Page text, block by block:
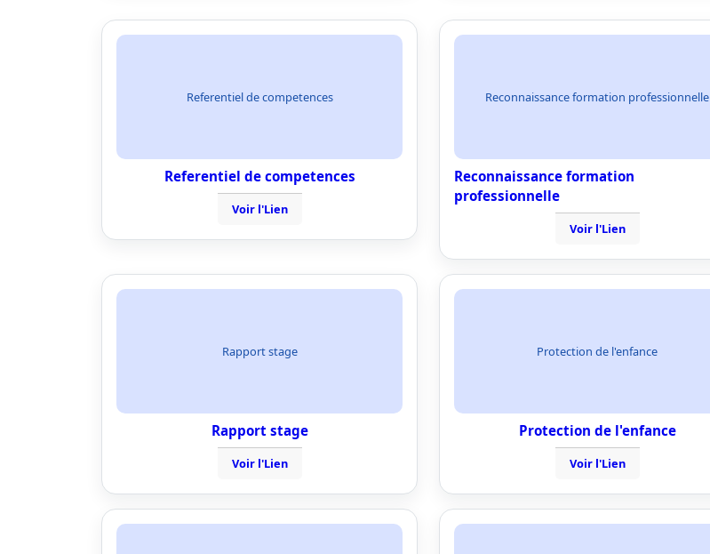
Referentiel de competences
Referentiel de competences
Voir l'Lien
Reconnaissance formation professionnelle
Reconnaissance formation
professionnelle
Voir l'Lien
Rapport stage
Rapport stage
Voir l'Lien
Protection de l'enfance
Protection de l'enfance
Voir l'Lien